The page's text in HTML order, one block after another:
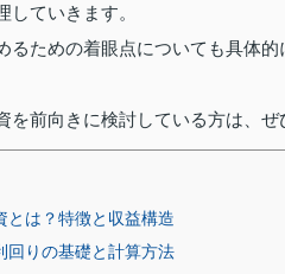
していきます。
るための着眼点についても具体
を前向きに検討している方は、ぜ
とは？特徴と収益構造
回りの基礎と計算方法